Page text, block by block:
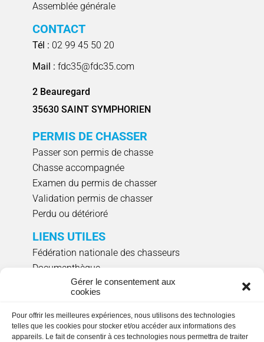
Gérer le consentement aux
cookies
Pour offrir les meilleures expériences, nous utilisons des technologies
telles que les cookies pour stocker et/ou accéder aux informations des
appareils. Le fait de consentir à ces technologies nous permettra de traiter
Assemblée générale
CONTACT
Tél : 02 99 45 50 20
Mail : fdc35@fdc35.com
2 Beauregard
35630 SAINT SYMPHORIEN
PERMIS DE CHASSER
Passer son permis de chasse
Chasse accompagnée
Examen du permis de chasser
Validation permis de chasser
Perdu ou détérioré
LIENS UTILES
Fédération nationale des chasseurs
Documenthèque
Agenda évènements
NOUS SUIVRE